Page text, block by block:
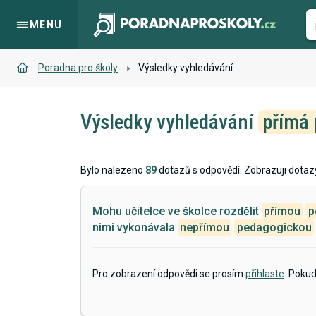
MENU
Poradna pro školy Výsledky vyhledávání
Výsledky vyhledávání přímá
Bylo nalezeno 89dotazů s odpovědí. Zobrazuji
Mohu učitelce ve školce rozdělit přímou
nimi vykonávala nepřímou pedagogickou
Pro zobrazení odpovědi se prosím přihlaste .